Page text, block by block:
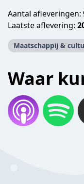
Aantal afleveringen:
Laatste aflevering:
Maatschappij &
Waar